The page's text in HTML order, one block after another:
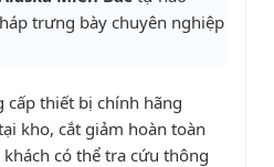
trưng bày chuyên nghiệp
cấp thiết bị chính hãng
kho, cắt giảm hoàn toàn
có thể tra cứu thông